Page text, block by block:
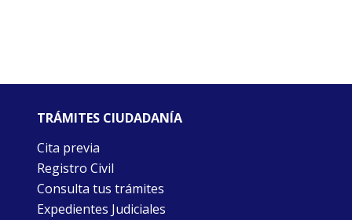
TRÁMITES CIUDADANÍA
Cita previa
Registro Civil
Consulta tus trámites
Expedientes Judiciales